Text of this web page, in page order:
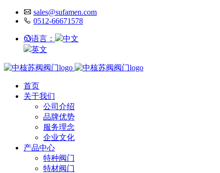
sales@sufamen.com
0512-66671578
语言：
中文
英文
首页
关于我们
公司介绍
品牌优势
服务理念
企业文化
产品中心
特种阀门
特材阀门